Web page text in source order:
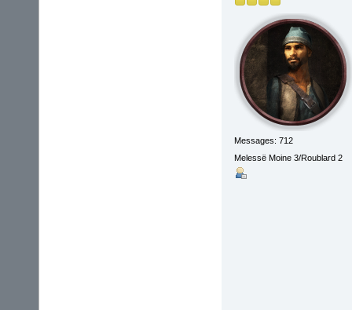
Messages: 712
Melessë Moine 3/Roublard 2